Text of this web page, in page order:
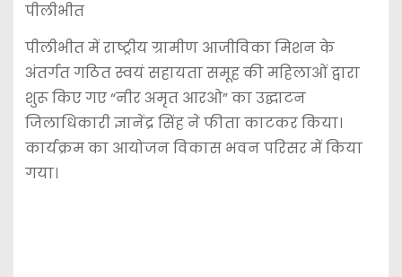
पीलीभीत
पीलीभीत में राष्ट्रीय ग्रामीण आजीविका मिशन के
अंतर्गत गठित स्वयं सहायता समूह की महिलाओं द्वारा
शुरू किए गए “नीर अमृत आरओ” का उद्घाटन
जिलाधिकारी ज्ञानेंद्र सिंह ने फीता काटकर किया।
कार्यक्रम का आयोजन विकास भवन परिसर में किया
गया।